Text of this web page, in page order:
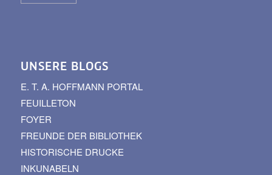
UNSERE BLOGS
E. T. A. HOFFMANN PORTAL
FEUILLETON
FOYER
FREUNDE DER BIBLIOTHEK
HISTORISCHE DRUCKE
INKUNABELN